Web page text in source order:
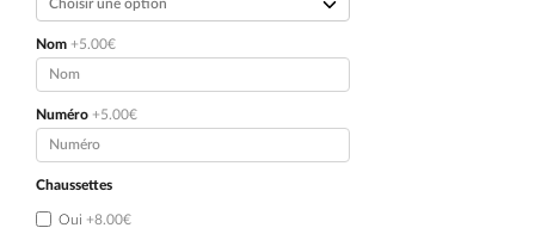
Nom +5.00€
Numéro +5.00€
Chaussettes
Oui +8.00€